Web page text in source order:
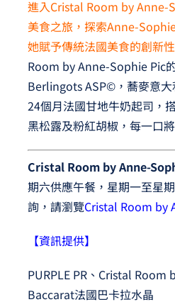
進入Cristal Room by Anne-
美食之旅，探索Anne-
她賦予傳統法國美食的創新性
Room by Anne-Sophie Pic
Berlingots ASP©，蕎麥意
24個月法國甘地牛奶起司，
黑松露及粉紅胡椒，每一口
Cristal Room by Anne-
期六供應午餐，星期一至星
詢，請瀏覽Cristal Room by
【資訊提供】
PURPLE PR、Cristal Room
Baccarat法國巴卡拉水晶